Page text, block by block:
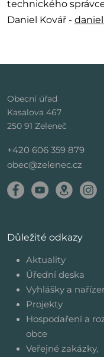
technického
Daniel Kovář -
Obecní úřad
Kasalova 467
250 91 Zeleneč
+420 606 359 879
obec@zelenec.cz
Důležité odkazy
Aktuality
Úřední deska
Vyhlášky a
Projekty
Hospodaření a
obce
Veřejné zakázky,